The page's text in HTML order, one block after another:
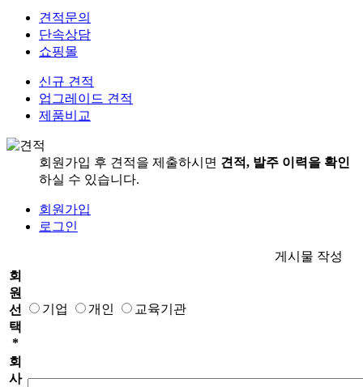
견적문의
단속상담
쇼핑몰
신규 견적
업그레이드 견적
제품비교
회원가입 후 견적을 제출하시면 견적, 발주 이력을 확인
하실 수 있습니다.
회원가입
로그인
게시물 작성
회
원
선
택
*
기업 개인 교육기관
회
사